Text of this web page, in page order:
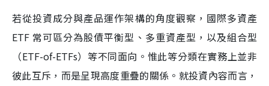
若從投資成分與產品運作架構的角度觀察，國際多資產
ETF 常可區分為股債平衡型、多重資產型，以及組合型
（ETF-of-ETFs）等不同面向。惟此等分類在實務上並非
彼此互斥，而是呈現高度重疊的關係。就投資內容而言，